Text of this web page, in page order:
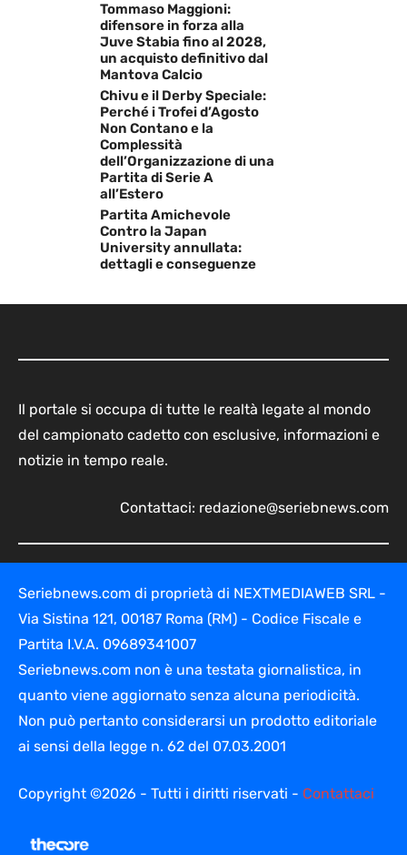
Tommaso Maggioni:
difensore in forza alla
Juve Stabia fino al 2028,
un acquisto definitivo dal
Mantova Calcio
Chivu e il Derby Speciale:
Perché i Trofei d’Agosto
Non Contano e la
Complessità
dell’Organizzazione di una
Partita di Serie A
all’Estero
Partita Amichevole
Contro la Japan
University annullata:
dettagli e conseguenze
Il portale si occupa di tutte le realtà legate al mondo
del campionato cadetto con esclusive, informazioni e
notizie in tempo reale.
Contattaci: redazione@seriebnews.com
Seriebnews.com di proprietà di NEXTMEDIAWEB SRL -
Via Sistina 121, 00187 Roma (RM) - Codice Fiscale e
Partita I.V.A. 09689341007
Seriebnews.com non è una testata giornalistica, in
quanto viene aggiornato senza alcuna periodicità.
Non può pertanto considerarsi un prodotto editoriale
ai sensi della legge n. 62 del 07.03.2001
Copyright ©2026 - Tutti i diritti riservati - Contattaci